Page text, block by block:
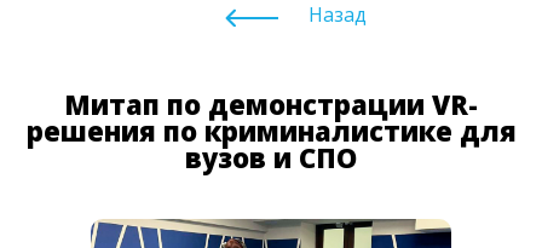
Назад
Митап по демонстрации VR-
решения по криминалистике для
вузов и СПО